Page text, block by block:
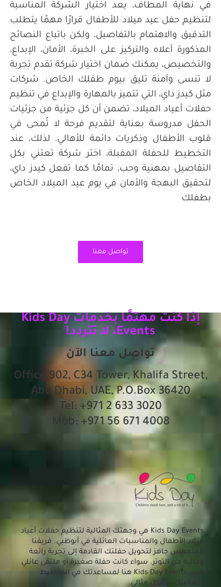
في نهاية المطاف، يعد اختيار الشركة المناسبة
لتنظيم حفل عيد ميلاد للأطفال قرارًا مهمًا يتطلب
التدقيق والاهتمام بالتفاصيل، ولكن باتباع النصائح
المذكورة أعلاه والتركيز على الخبرة، الأمان، الإبداع،
والتخصيص، يمكنك ضمان اختيار شركة تقدم تجربة
لا تنسى وآمنة تليق بيوم طفلك الخاص. شركات
مثل كيدز داي، التي تتميز بالمهارة والإبداع في تنظيم
حفلات أعياد الميلاد، تضمن أن كل جزئية من جزئيات
الحفل مدروسة بعناية لتقديم فرحة لا تُمحى في
قلوب الأطفال وذكريات دائمة للأهالي. لذلك، عند
التخطيط للحفلة المقبلة، اختر شركة تعتني بكل
التفاصيل بمهنية وحب، تمامًا كما تفعل كيدز داي،
لتحقيق البهجة والأمان في يوم عيد الميلاد الخاص
بطفلك
تواصل معنا
إذا كنت مهتمًا بخدمات Kids Day
Events، لا تتردد!
تواصل معنا الآن
Office 902, C34 Tower, Khalifa Street,
Abu Dhabi, UAE, P.O.Box 36420
Tel: +971 2 633 3020
Mob: +971 56 671 4008
Kids Day Events هي وجهتك المثالية لتنظيم حفلات أعياد
ميلاد الأطفال والمناسبات العائلية في أبوظبي. فريقنا
المتحمس جاهز لتحويل حفلتك القادمة إلى تجربة رائعة
وخالية من التوتر. سواء كانت حفلة صغيرة أو ملتقى عائلي
كبير، Kids Day Events هنا لمساعدتك
في التخطيط
لفعاليتك بشكلمثالي.